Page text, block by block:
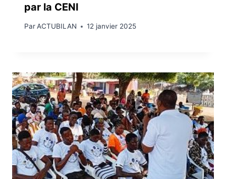
par la CENI
ParACTUBILAN 12 janvier 2025